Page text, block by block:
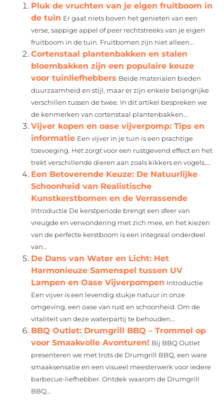
Pluk de vruchten van je eigen fruitboom in
de tuin Er gaat niets boven het genieten van een
verse, sappige appel of peer rechtstreeks van je eigen
fruitboom in de tuin. Fruitbomen zijn niet alleen...
Cortenstaal plantenbakken en stalen
bloembakken zijn een populaire keuze
voor tuinliefhebbers Beide materialen bieden
duurzaamheid en stijl, maar er zijn enkele belangrijke
verschillen tussen de twee. In dit artikel bespreken we
de kenmerken van cortenstaal plantenbakken...
Vijver kopen en oase vijverpomp: Tips en
informatie Een vijver in je tuin is een prachtige
toevoeging. Het zorgt voor een rustgevend effect en het
trekt verschillende dieren aan zoals kikkers en vogels....
Een Betoverende Keuze: De Natuurlijke
Schoonheid van Realistische
Kunstkerstbomen en de Verrassende
Introductie De kerstperiode brengt een sfeer van
vreugde en verwondering met zich mee, en het kiezen
van de perfecte kerstboom is een integraal onderdeel
van...
De Dans van Water en Licht: Het
Harmonieuze Samenspel tussen UV
Lampen en Oase Vijverpompen Introductie
Een vijver is een levendig stukje natuur in onze
omgeving, een oase van rust en schoonheid. Om de
vitaliteit van deze waterpartij te behouden...
BBQ Outlet: Drumgrill BBQ – Trommel op
voor Smaakvolle Avonturen! Bij BBQ Outlet
presenteren we met trots de Drumgrill BBQ, een ware
smaaksensatie en een visueel meesterwerk voor iedere
barbecue-liefhebber. Ontdek waarom de Drumgrill
BBQ...